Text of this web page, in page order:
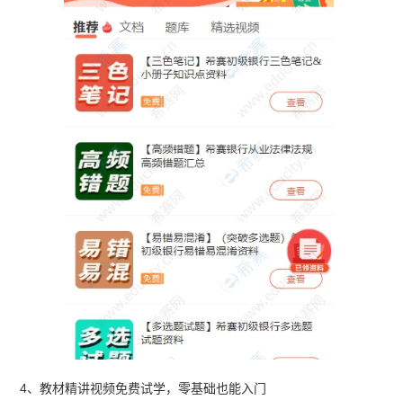
4、教材精讲视频免费试学，零基础也能入门